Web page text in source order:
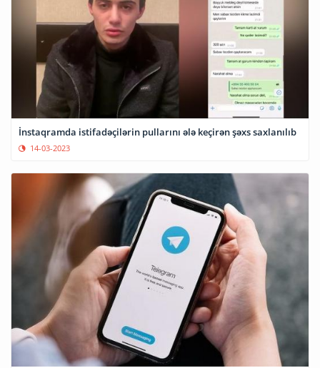
İnstaqramda istifadəçilərin pullarını ələ keçirən şəxs saxlanılıb
14-03-2023